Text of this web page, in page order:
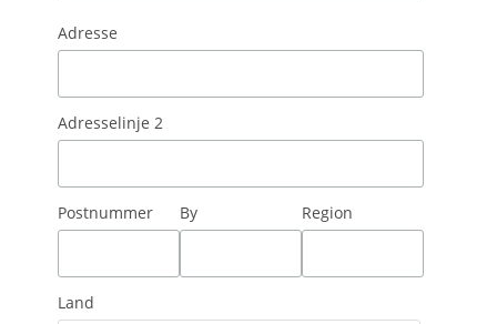
Adresse
Adresselinje 2
Postnummer By Region
Land